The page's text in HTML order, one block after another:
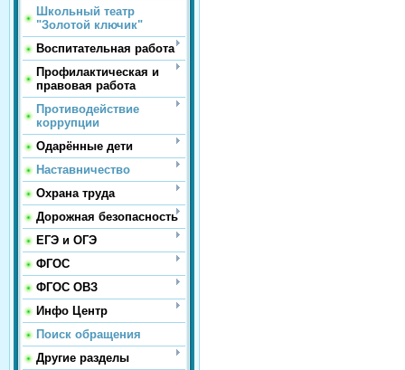
Школьный театр
"Золотой ключик"
Воспитательная работа
Профилактическая и
правовая работа
Противодействие
коррупции
Одарённые дети
Наставничество
Охрана труда
Дорожная безопасность
ЕГЭ и ОГЭ
ФГОС
ФГОС ОВЗ
Инфо Центр
Поиск обращения
Другие разделы